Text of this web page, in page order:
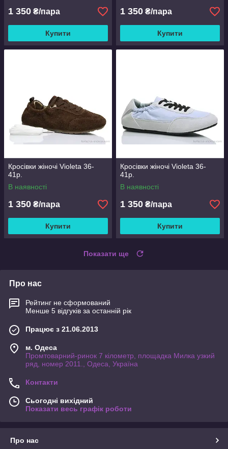
1 350 ₴/пара
Купити
1 350 ₴/пара
Купити
Кросівки жіночі Violeta 36-
41р.
В наявності
1 350 ₴/пара
Купити
Кросівки жіночі Violeta 36-
41р.
В наявності
1 350 ₴/пара
Купити
Показати ще
Про нас
Рейтинг не сформований
Менше 5 відгуків за останній рік
Працює з 21.06.2013
м. Одеса
Промтоварний-ринок 7 кілометр, площадка Милка узкий
ряд, номер 2011., Одеса, Україна
Контакти
Сьогодні вихідний
Показати весь графік роботи
Про нас